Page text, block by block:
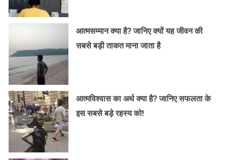
आत्मसम्मान क्या है? जानिए क्यों यह जीवन की
सबसे बड़ी ताकत माना जाता है
आत्मविश्वास का अर्थ क्या है? जानिए सफलता के
इस सबसे बड़े रहस्य को!